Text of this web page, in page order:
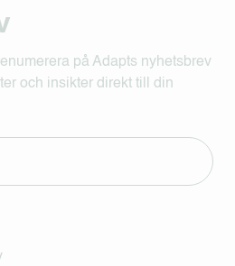
på Adapts nyhetsbrev
och insikter direkt till din